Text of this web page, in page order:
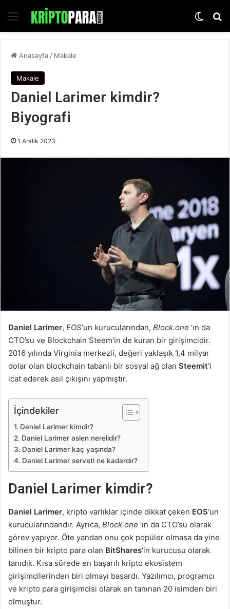
Menü Dış
Anasayfa/ Makale
Makale
Daniel Larimer kimdir?
Biyografi
1 Aralık 2023
Daniel Larimer, EOS‘un kurucularından, Block.one ‘ın da
CTO’su ve Blockchain Steem’in de kuran bir girişimcidir.
2016 yılında Virginia merkezli, değeri yaklaşık 1,4 milyar
dolar olan blockchain tabanlı bir sosyal ağ olan Steemit‘i
icat ederek asıl çıkışını yapmıştır.
İçindekiler
Daniel Larimer kimdir?
Daniel Larimer aslen nerelidir?
Daniel Larimer kaç yaşında?
Daniel Larimer serveti ne kadardır?
Daniel Larimer kimdir?
Daniel Larimer, kripto varlıklar içinde dikkat çeken EOS‘un
kurucularındandır. Ayrıca, Block.one ‘ın da CTO’su olarak
görev yapıyor. Öte yandan onu çok popüler olmasa da yine
bilinen bir kripto para olan BitShares‘in kurucusu olarak
tanıdık. Kısa sürede en başarılı kripto ekosistem
girişimcilerinden biri olmayı başardı. Yazılımcı, programcı
ve kripto para girişimcisi olarak en tanınan 20 isimden biri
olmuştur.